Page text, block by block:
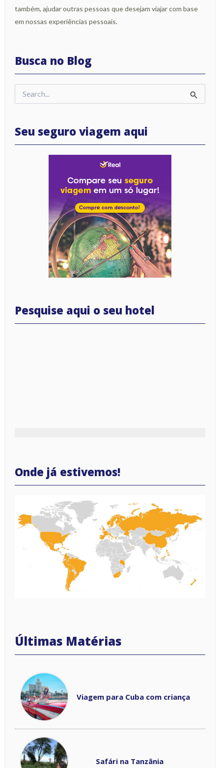
também, ajudar outras pessoas que desejam viajar com base
em nossas experiências pessoais.
Busca no Blog
Pesquisar
por:
Seu seguro viagem aqui
Pesquise aqui o seu hotel
Onde já estivemos!
Viagem para Cuba com criança
Safári na Tanzânia